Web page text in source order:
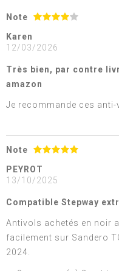
Note
Karen
12/03/2026
Très bien, par contre
amazon
Je recommande ces
Note
PEYROT
13/10/2025
Compatible Stepway
Antivols achetés en noir
facilement sur Sandero
2024.